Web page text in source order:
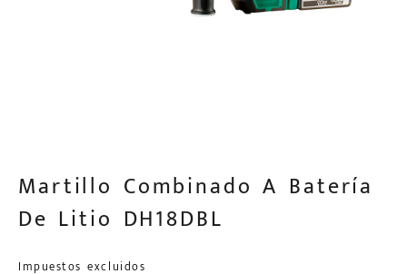
Martillo Combinado A Batería
De Litio DH18DBL
Impuestos excluidos